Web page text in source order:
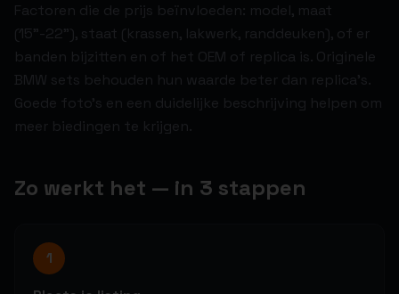
Factoren die de prijs beïnvloeden: model, maat
(15"-22"), staat (krassen, lakwerk, randdeuken), of er
banden bijzitten en of het OEM of replica is. Originele
BMW sets behouden hun waarde beter dan replica's.
Goede foto's en een duidelijke beschrijving helpen om
meer biedingen te krijgen.
Zo werkt het — in 3 stappen
1